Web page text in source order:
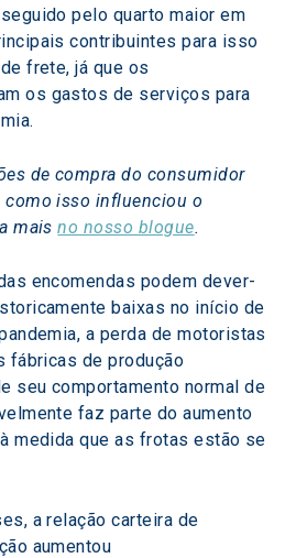
pelo quarto maior em
contribuintes para isso
frete, já que os
os gastos de serviços para
de compra do consumidor
como isso influenciou o
mais no nosso blogue.
encomendas podem dever-
baixas no início de
a perda de motoristas
fábricas de produção
seu comportamento normal de
faz parte do aumento
medida que as frotas estão se
a relação carteira de
aumentou